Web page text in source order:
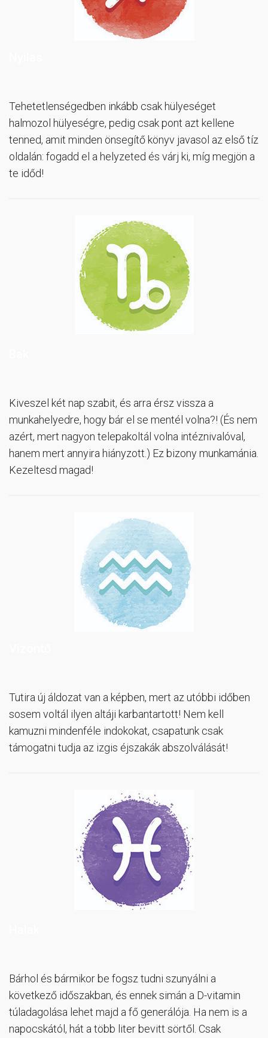
Tehetetlenségedben inkább csak hülyeséget
halmozol hülyeségre, pedig csak pont azt kellene
tenned, amit minden önsegítő könyv javasol az első tíz
oldalán: fogadd el a helyzeted és várj ki, míg megjön a
te időd!
Kiveszel két nap szabit, és arra érsz vissza a
munkahelyedre, hogy bár el se mentél volna?! (És nem
azért, mert nagyon telepakoltál volna intéznivalóval,
hanem mert annyira hiányzott.) Ez bizony munkamánia.
Kezeltesd magad!
Tutira új áldozat van a képben, mert az utóbbi időben
sosem voltál ilyen altáji karbantartott! Nem kell
kamuzni mindenféle indokokat, csapatunk csak
támogatni tudja az izgis éjszakák abszolválását!
Bárhol és bármikor be fogsz tudni szunyálni a
következő időszakban, és ennek simán a D-vitamin
túladagolása lehet majd a fő generálója. Ha nem is a
napocskától, hát a több liter bevitt sörtől. Csak